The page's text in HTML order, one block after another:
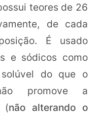
teores de 26
de cada
É usado
e sódicos como
do que o
promove a
(não alterando o